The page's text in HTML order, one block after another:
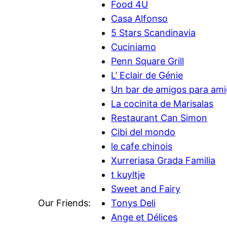
Our Friends:
Food 4U
Casa Alfonso
5 Stars Scandinavia
Cuciniamo
Penn Square Grill
L’ Eclair de Génie
Un bar de amigos para
La cocinita de Marisalas
Restaurant Can Simon
Cibi del mondo
le cafe chinois
Xurreriasa Grada Familia
t kuyltje
Sweet and Fairy
Tonys Deli
Ange et Délices